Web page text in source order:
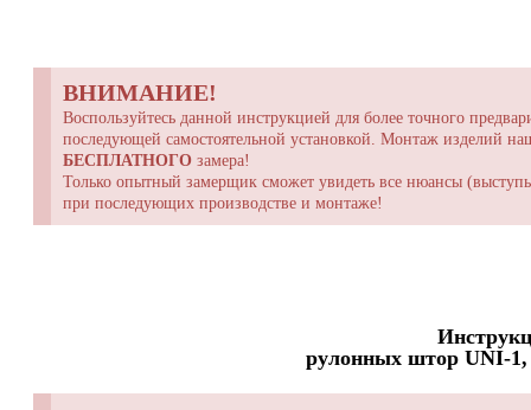
ВНИМАНИЕ!
Воспользуйтесь данной инструкцией для более точного
последующей самостоятельной установкой. Монтаж изделий
БЕСПЛАТНОГО замера!
Только опытный замерщик сможет увидеть все нюансы
при последующих производстве и монтаже!
рулонных штор UNI-